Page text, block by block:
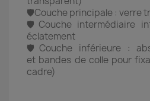
🛡️Couche principale : verre
🛡️Couche intermédiaire
éclatement
🛡️Couche inférieure :
et bandes de colle pour
cadre)